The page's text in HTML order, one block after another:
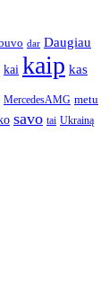
dar Daugiau
kai kaip kas
MercedesAMG metu
savo tai Ukrainą